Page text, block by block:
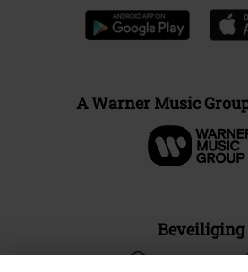
A Warner Music
Beveiliging